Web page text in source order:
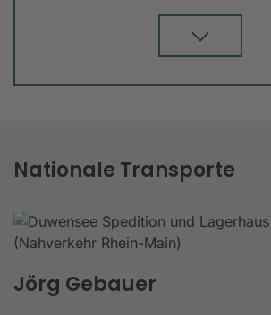
Nationale Transporte
Jörg Gebauer